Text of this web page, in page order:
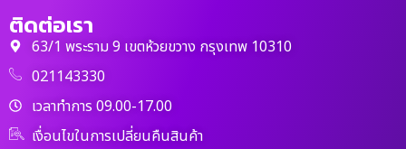
ติดต่อเรา
63/1 พระราม 9 เขตห้วยขวาง กรุงเทพ 10310
021143330
เวลาทำการ 09.00-17.00
เงื่อนไขในการเปลี่ยนคืนสินค้า